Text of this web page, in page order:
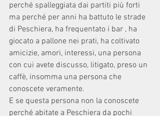
perché spalleggiata dai partiti più forti
ma perché per anni ha battuto le strade
di Peschiera, ha frequentato i bar , ha
giocato a pallone nei prati, ha coltivato
amicizie, amori, interessi, una persona
con cui avete discusso, litigato, preso un
caffè, insomma una persona che
conoscete veramente.
E se questa persona non la conoscete
perché abitate a Peschiera da pochi